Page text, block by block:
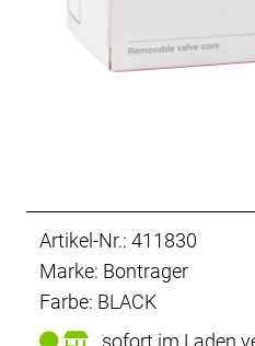
Artikel-Nr.: 411830
Marke: Bontrager
Farbe: BLACK
sofort im Laden